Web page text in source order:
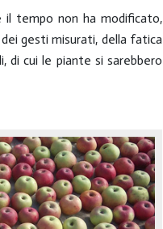
il tempo non ha modificato,
gesti misurati, della fatica
di cui le piante si sarebbero